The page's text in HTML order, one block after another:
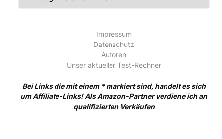
Impressum
Datenschutz
Autoren
Unser aktueller Test-Rechner
Bei Links die mit einem * markiert sind, handelt es sich
um Affiliate-Links! Als Amazon-Partner verdiene ich an
qualifizierten Verkäufen